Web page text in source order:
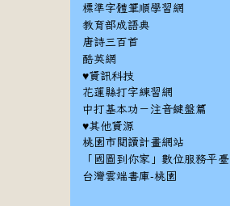
標準字體筆順學習網
教育部成語典
唐詩三百首
酷英網
♥資訊科技
花蓮縣打字練習網
中打基本功－注音鍵盤篇
♥其他資源
桃園市閱讀計畫網站
「國圖到你家」數位服務平臺
台灣雲端書庫-桃園